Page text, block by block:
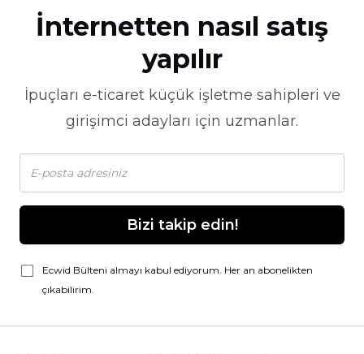
İnternetten nasıl satış
yapılır
İpuçları e-ticaretküçük işletme sahipleri ve
girişimci adayları için uzmanlar.
Bizi takip edin!
Ecwid Bülteni almayı kabul ediyorum. Her an abonelikten
çıkabilirim.